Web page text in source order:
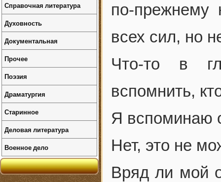
по-
всех сил, но
Что-то в
вспомнить,
Я вспоминаю
Нет, это не
Вряд ли мой
Справочная литература
Духовность
Документальная
Прочее
Поэзия
Драматургия
Старинное
Деловая литература
Военное дело